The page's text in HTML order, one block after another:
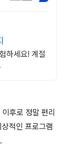
하세요! 계절
후로 정말 편리
적인 프로그램